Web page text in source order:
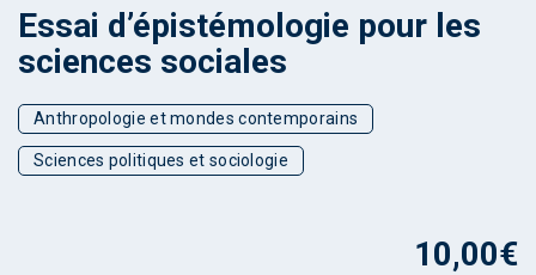
Essai d’épistémologie pour les
sciences sociales
Anthropologie et mondes contemporains
Sciences politiques et sociologie
10,00€